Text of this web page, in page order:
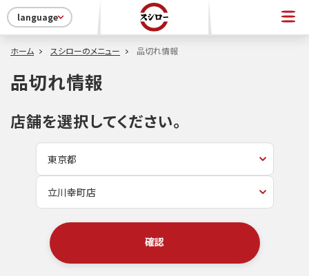
language
ホーム スシローのメニュー 品切れ情報
品切れ情報
店舗を選択してください。
確認